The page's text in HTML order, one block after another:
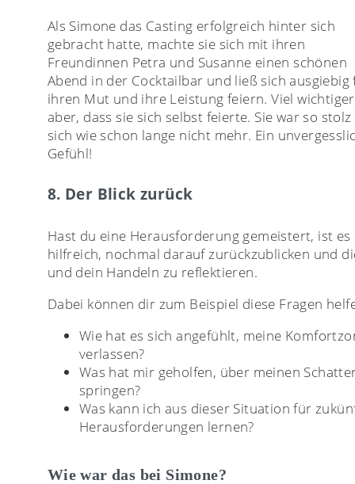
Als Simone das Casting erfolgreich hinter sich
gebracht hatte, machte sie sich mit ihren
Freundinnen Petra und Susanne einen schönen
Abend in der Cocktailbar und ließ sich ausgiebig
ihren Mut und ihre Leistung feiern. Viel
aber, dass sie sich selbst feierte. Sie war so
sich wie schon lange nicht mehr. Ein
Gefühl!
8. Der Blick zurück
Hast du eine Herausforderung gemeistert, ist es
hilfreich, nochmal darauf zurückzublicken und
und dein Handeln zu reflektieren.
Dabei können dir zum Beispiel diese Fragen
Wie hat es sich angefühlt, meine
verlassen?
Was hat mir geholfen, über meinen
springen?
Was kann ich aus dieser Situation für
Herausforderungen lernen?
Wie war das bei Simone?